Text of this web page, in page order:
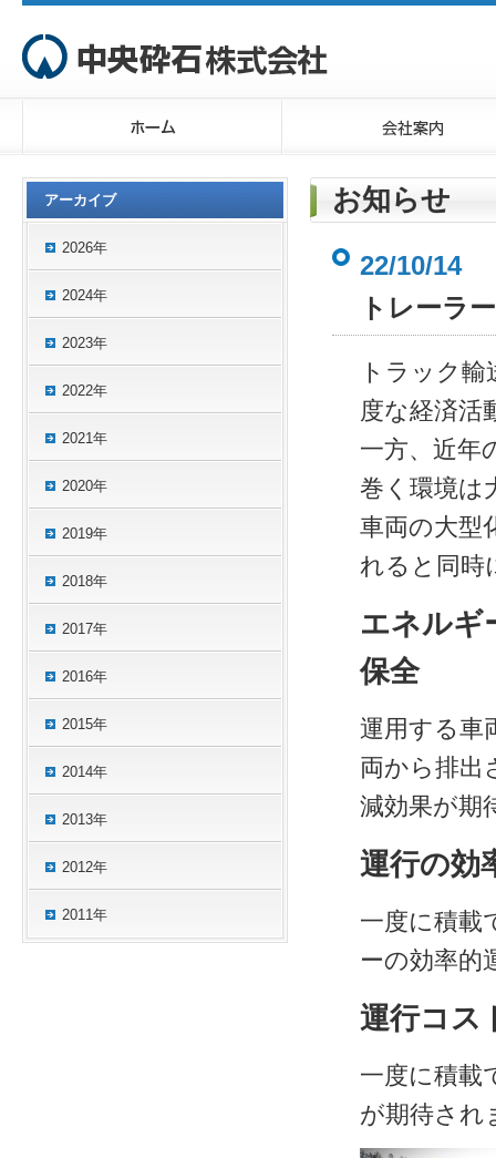
お知らせ
22/10/14
トレーラ
トラック
度な経済活
一方、近年
巻く環境は
車両の大型
れると同時
エネルギ
保全
運用する車
両から排出
減効果が期
運行の効
一度に積載
ーの効率的
運行コス
一度に積載
が期待され
アーカイブ
2026年
2024年
2023年
2022年
2021年
2020年
2019年
2018年
2017年
2016年
2015年
2014年
2013年
2012年
2011年